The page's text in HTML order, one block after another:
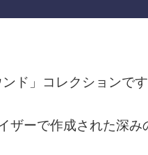
ド」コレクションです
ザーで作成された深み